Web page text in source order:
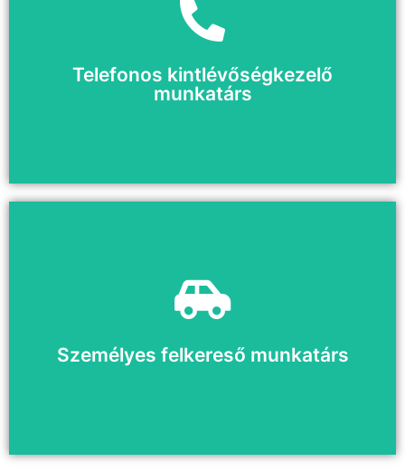
Telefonos kintlévőségkezelő
munkatárs
Sajnáljuk
Jelenleg nem nyitott a pozíció
Személyes felkereső munkatárs
Sajnáljuk
Jelenleg nem nyitott a pozíció